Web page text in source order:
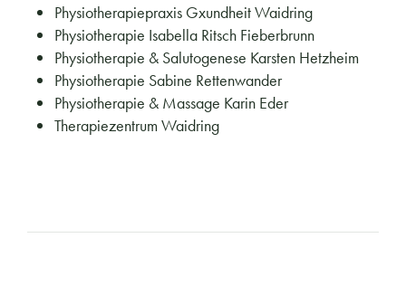
Physiotherapiepraxis Gxundheit Waidring
Physiotherapie Isabella Ritsch Fieberbrunn
Physiotherapie & Salutogenese Karsten Hetzheim
Physiotherapie Sabine Rettenwander
Physiotherapie & Massage Karin Eder
Therapiezentrum Waidring